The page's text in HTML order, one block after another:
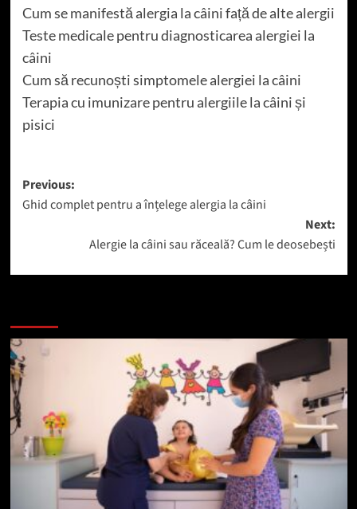
Cum se manifestă alergia la câini față de alte alergii
Teste medicale pentru diagnosticarea alergiei la
câini
Cum să recunoști simptomele alergiei la câini
Terapia cu imunizare pentru alergiile la câini și
pisici
Post
navigation
Previous:
Ghid complet pentru a înțelege alergia la câini
Next:
Alergie la câini sau răceală? Cum le deosebești